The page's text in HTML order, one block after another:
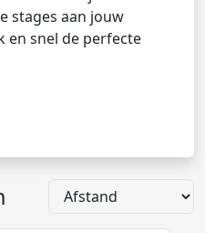
stages aan jouw
en snel de perfecte